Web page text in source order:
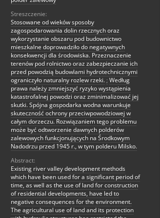
Streszczenie:
Stosowane od wieków sposoby
zagospodarowania dolin rzecznych oraz
wykorzystanie obszaru pod budownictwo
mieszkalne doprowadziło do negatywnych
konsekwencji dla środowiska. Przeznaczenie
terenów pod rolnictwo oraz zabezpieczanie ich
przed powodzią budowlami hydrotechnicznymi
ograniczyło naturalny rozlew rzeki. ; Według
prawa należy zmniejszyć ryzyko wystąpienia
katastrofalnej powodzi oraz zminimalizować jej
skutki. Spójna gospodarka wodna warunkuje
skuteczność ochrony przeciwpowodziowej w
całym dorzeczu. Rozwiązaniem tego problemu
może być odtworzenie dawnych polderów
zalewowych funkcjonujących na Środkowym
Nadodrzu przed 1945 r., w tym polderu Milsko.
Abstract:
Existing river valley development methods
which have been used for a significant period of
time, as well as the use of land for construction
of residential developments, have led to
negative consequences for the environment.
The agricultural use of land and its protection